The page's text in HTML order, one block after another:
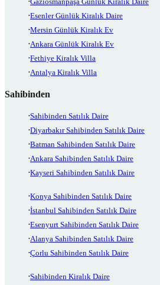
Esenler Günlük Kiralık Daire
Mersin Günlük Kiralık Ev
Ankara Günlük Kiralık Ev
Fethiye Kiralık Villa
Antalya Kiralık Villa
Sahibinden
Sahibinden Satılık Daire
Diyarbakır Sahibinden Satılık Daire
Batman Sahibinden Satılık Daire
Ankara Sahibinden Satılık Daire
Kayseri Sahibinden Satılık Daire
Konya Sahibinden Satılık Daire
İstanbul Sahibinden Satılık Daire
Esenyurt Sahibinden Satılık Daire
Alanya Sahibinden Satılık Daire
Çorlu Sahibinden Satılık Daire
Sahibinden Kiralık Daire